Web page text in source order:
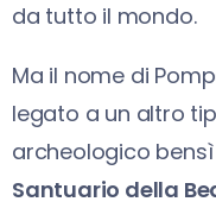
da tutto il mondo.
Ma il nome di
legato a un altro
archeologico
Santuario della